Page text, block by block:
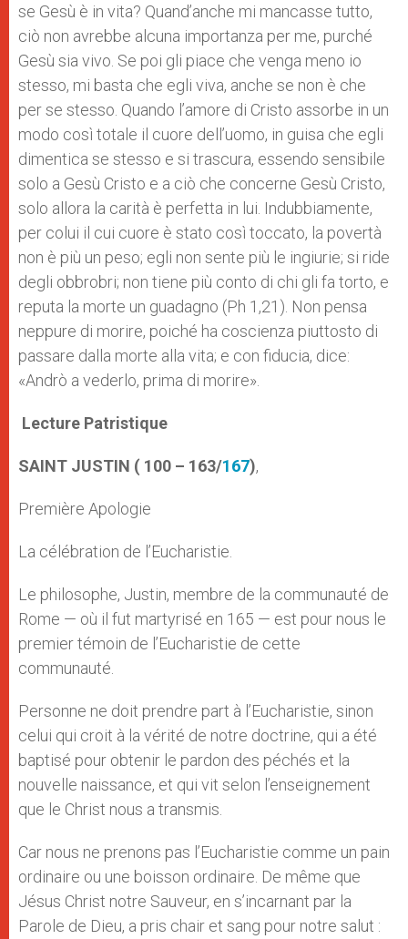
se Gesù è in vita? Quand’anche mi mancasse tutto,
ciò non avrebbe alcuna importanza per me, purché
Gesù sia vivo. Se poi gli piace che venga meno io
stesso, mi basta che egli viva, anche se non è che
per se stesso. Quando l’amore di Cristo assorbe in un
modo così totale il cuore dell’uomo, in guisa che egli
dimentica se stesso e si trascura, essendo sensibile
solo a Gesù Cristo e a ciò che concerne Gesù Cristo,
solo allora la carità è perfetta in lui. Indubbiamente,
per colui il cui cuore è stato così toccato, la povertà
non è più un peso; egli non sente più le ingiurie; si ride
degli obbrobri; non tiene più conto di chi gli fa torto, e
reputa la morte un guadagno (Ph 1,21). Non pensa
neppure di morire, poiché ha coscienza piuttosto di
passare dalla morte alla vita; e con fiducia, dice:
«Andrò a vederlo, prima di morire».
Lecture Patristique
SAINT JUSTIN ( 100 – 163/167),
Première Apologie
La célébration de l’Eucharistie.
Le philosophe, Justin, membre de la communauté de
Rome — où il fut martyrisé en 165 — est pour nous le
premier témoin de l’Eucharistie de cette
communauté.
Personne ne doit prendre part à l’Eucharistie, sinon
celui qui croit à la vérité de notre doctrine, qui a été
baptisé pour obtenir le pardon des péchés et la
nouvelle naissance, et qui vit selon l’enseignement
que le Christ nous a transmis.
Car nous ne prenons pas l’Eucharistie comme un pain
ordinaire ou une boisson ordinaire. De même que
Jésus Christ notre Sauveur, en s’incarnant par la
Parole de Dieu, a pris chair et sang pour notre salut :